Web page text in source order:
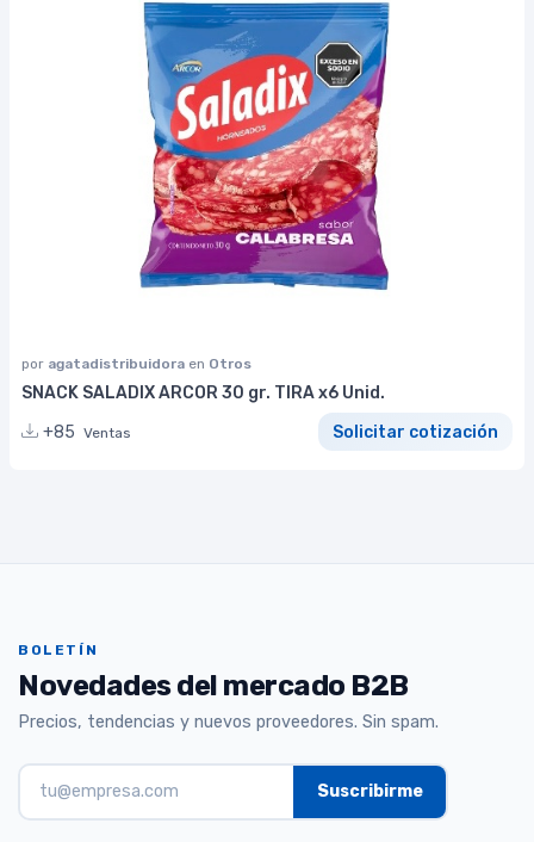
por agatadistribuidora en Otros
SNACK SALADIX ARCOR 30 gr. TIRA x6 Unid.
+85 Ventas Solicitar cotización
BOLETÍN
Novedades del mercado B2B
Precios, tendencias y nuevos proveedores. Sin spam.